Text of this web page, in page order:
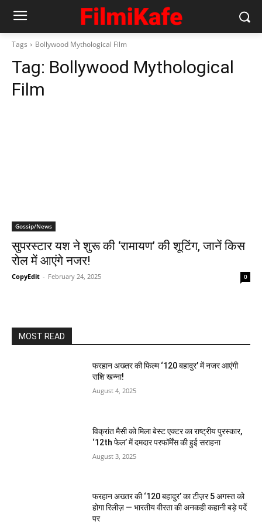
Tags Bollywood Mythological Film
Tag: Bollywood Mythological
Film
Gossip/News
सुपरस्टार यश ने शुरू की ‘रामायण’ की शूटिंग, जानें किस
रोल में आएंगे नजर!
CopyEdit - February 24, 2025 0
MOST READ
फरहान अख्तर की फिल्म ‘120 बहादुर’ में नजर आएंगी
राशि खन्ना!
August 4, 2025
विक्रांत मैसी को मिला बेस्ट एक्टर का राष्ट्रीय पुरस्कार,
‘12th फेल’ में दमदार परफॉर्मेंस की हुई सराहना
August 3, 2025
फरहान अख्तर की ‘120 बहादुर’ का टीज़र 5 अगस्त को
होगा रिलीज़ — भारतीय वीरता की अनकही कहानी बड़े पर्दे
पर